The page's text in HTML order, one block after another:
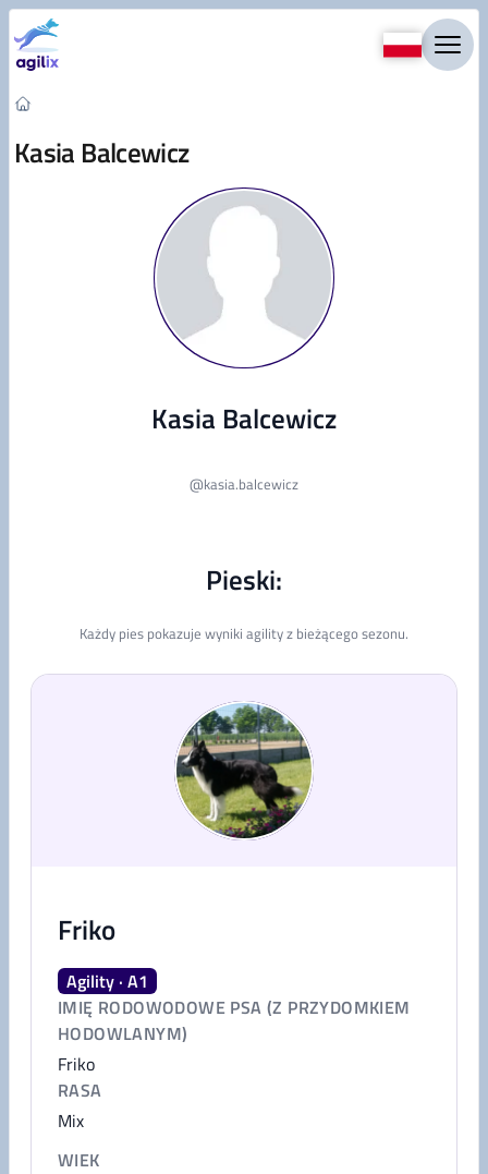
Przejdź do treści
Kasia Balcewicz
Kasia Balcewicz
@kasia.balcewicz
Pieski:
Każdy pies pokazuje wyniki agility z bieżącego sezonu.
Friko
Agility · A1
IMIĘ RODOWODOWE PSA (Z PRZYDOMKIEM
HODOWLANYM)
Friko
RASA
Mix
WIEK